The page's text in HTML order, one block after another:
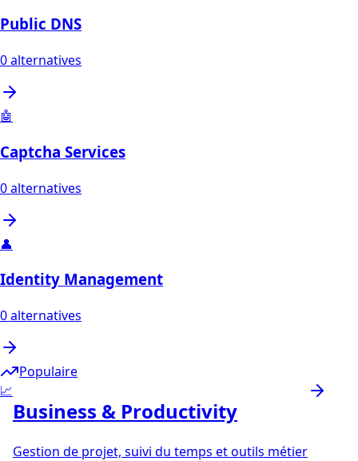
Public DNS
0alternatives
🤖
Captcha Services
0alternatives
👤
Identity Management
0alternatives
Populaire
📈
Business & Productivity
Gestion de projet, suivi du temps et outils métier